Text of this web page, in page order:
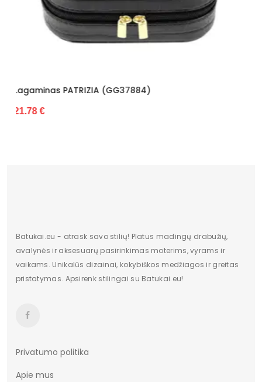
Lagaminas PATRIZIA (GG37890)
Batukai.eu - atrask savo stilių! Platus madingų drabužių,
avalynės ir aksesuarų pasirinkimas moterims, vyrams ir
vaikams. Unikalūs dizainai, kokybiškos medžiagos ir greitas
pristatymas. Apsirenk stilingai su Batukai.eu!
Privatumo politika
Apie mus